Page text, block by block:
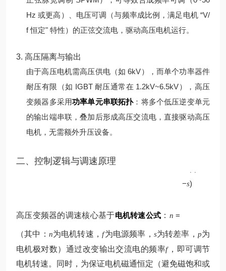
Hz 或更高）、电压可调（与频率成比例，满足电机 “V/
f 恒定" 特性）的正弦交流电，驱动高压电机运行。
3. 高压隔离与输出
由于高压电机需高压供电（如 6kV），而单个功率器件
耐压有限（如 IGBT 耐压通常在 1.2kV~6.5kV），高压
变频器多采用功率单元串联拓扑：将多个低压逆变单元
的输出端串联，叠加后形成高压交流电，直接驱动高压
电机，无需额外升压设备。
二、控制逻辑与调速原理
高压变频器的调速核心基于电机转速公式 ： n =
−s)
（其中： n为电机转速， f为电源频率， s为转差率， p为
电机极对数） 通过改变输出交流电的频率f，即可调节
电机转速。同时，为保证电机磁通恒定（避免磁饱和或